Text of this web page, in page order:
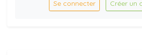
Se connecter Créer un